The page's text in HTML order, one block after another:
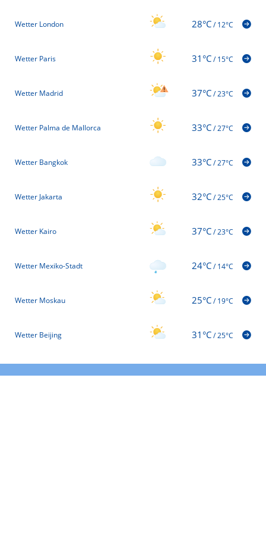
Wetter London 28°C/12°C
Wetter Paris 31°C/15°C
Wetter Madrid 37°C/23°C
Wetter Palma de Mallorca 33°C/27°C
Wetter Bangkok 33°C/27°C
Wetter Jakarta 32°C/25°C
Wetter Kairo 37°C/23°C
Wetter Mexiko-Stadt 24°C/14°C
Wetter Moskau 25°C/19°C
Wetter Beijing 31°C/25°C